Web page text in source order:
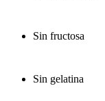
Sin fructosa
Sin gelatina